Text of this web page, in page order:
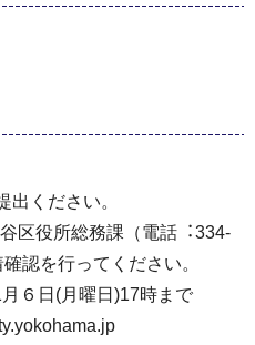
出ください。
区役所総務課（電話︓334-
認を⾏ってください。
６⽇(月曜日)17時まで